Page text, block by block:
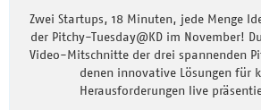
Zwei Startups, 18 Minuten, jede Menge
der Pitchy-Tuesday@KD im November!
Video-Mitschnitte der drei spannenden
denen innovative Lösungen für
Herausforderungen live